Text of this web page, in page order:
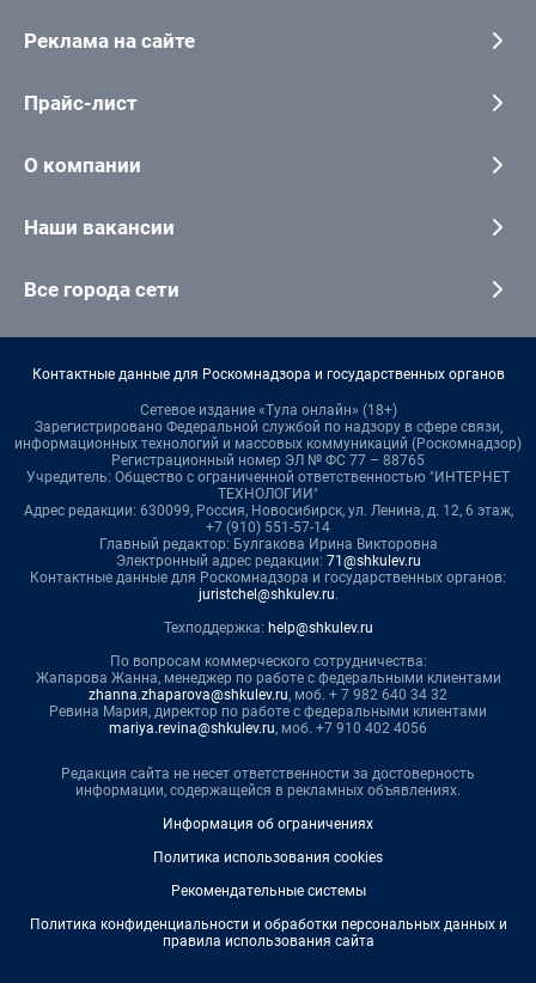
Реклама на сайте
Прайс-лист
О компании
Наши вакансии
Все города сети
Контактные данные для Роскомнадзора и государственных органов
Сетевое издание «Тула онлайн» (18+)
Зарегистрировано Федеральной службой по надзору в сфере связи,
информационных технологий и массовых коммуникаций (Роскомнадзор)
Регистрационный номер ЭЛ № ФС 77 – 88765
Учредитель: Общество с ограниченной ответственностью "ИНТЕРНЕТ
ТЕХНОЛОГИИ"
Адрес редакции: 630099, Россия, Новосибирск, ул. Ленина, д. 12, 6 этаж,
+7 (910) 551-57-14
Главный редактор: Булгакова Ирина Викторовна
Электронный адрес редакции: 71@shkulev.ru
Контактные данные для Роскомнадзора и государственных органов:
juristchel@shkulev.ru.
Техподдержка: help@shkulev.ru
По вопросам коммерческого сотрудничества:
Жапарова Жанна, менеджер по работе с федеральными клиентами
zhanna.zhaparova@shkulev.ru, моб. + 7 982 640 34 32
Ревина Мария, директор по работе с федеральными клиентами
mariya.revina@shkulev.ru, моб. +7 910 402 4056
Редакция сайта не несет ответственности за достоверность
информации, содержащейся в рекламных объявлениях.
Информация об ограничениях
Политика использования cookies
Рекомендательные системы
Политика конфиденциальности и обработки персональных данных и
правила использования сайта